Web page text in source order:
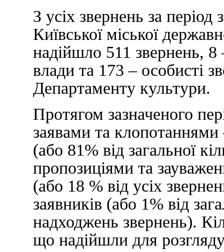
З усіх звернень за
Київської міської
надійшло 511 звернень, 8
влади та 173 – особисті
Департаменту культури.
Протягом зазначеного
заявами та
(або 81% від загальної
пропозиціями та
(або 18 % від усіх
заявників (або 1% від
надходжень звернень).
що надійшли для